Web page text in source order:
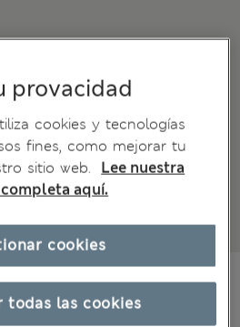
provacidad
cookies y tecnologías
fines, como mejorar tu
sitio web.
Lee nuestra
aquí.
todas las cookies
cookies